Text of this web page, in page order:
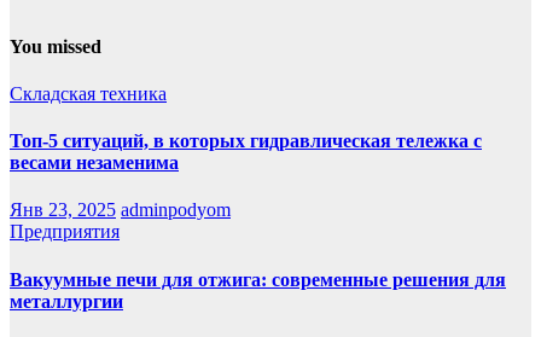
You missed
Складская техника
Топ-5 ситуаций, в которых гидравлическая тележка с
весами незаменима
Янв 23, 2025 adminpodyom
Предприятия
Вакуумные печи для отжига: современные решения для
металлургии